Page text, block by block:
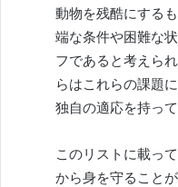
動物を残酷にする
端な条件や困難な
フであると考えら
らはこれらの課題
独自の適応を持って
このリストに載っ
から身を守ること